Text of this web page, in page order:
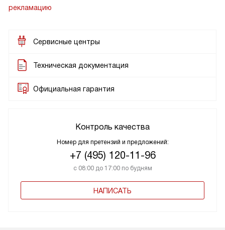
рекламацию
Сервисные центры
Техническая документация
Официальная гарантия
Контроль качества
Номер для претензий и предложений:
+7 (495) 120-11-96
с 08:00 до 17:00 по будням
НАПИСАТЬ